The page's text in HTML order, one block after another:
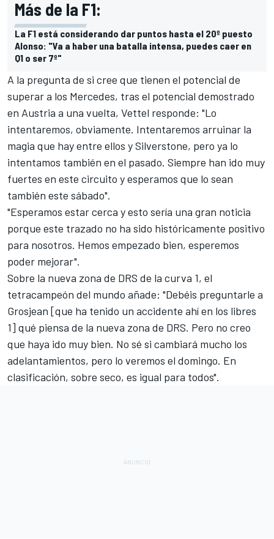
Más de la F1:
La F1 está considerando dar puntos hasta el 20º puesto
Alonso: "Va a haber una batalla intensa, puedes caer en
Q1 o ser 7º"
A la pregunta de si cree que tienen el potencial de
superar a los Mercedes, tras el potencial demostrado
en Austria a una vuelta, Vettel responde: "Lo
intentaremos, obviamente. Intentaremos arruinar la
magia que hay entre ellos y Silverstone, pero ya lo
intentamos también en el pasado. Siempre han ido muy
fuertes en este circuito y esperamos que lo sean
también este sábado".
"Esperamos estar cerca y esto sería una gran noticia
porque este trazado no ha sido históricamente positivo
para nosotros. Hemos empezado bien, esperemos
poder mejorar".
Sobre la nueva zona de DRS de la curva 1, el
tetracampeón del mundo añade: "Debéis preguntarle a
Grosjean [que ha tenido un accidente ahí en los libres
1] qué piensa de la nueva zona de DRS. Pero no creo
que haya ido muy bien. No sé si cambiará mucho los
adelantamientos, pero lo veremos el domingo. En
clasificación, sobre seco, es igual para todos".